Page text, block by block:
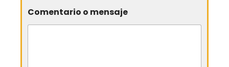
Comentario o mensaje